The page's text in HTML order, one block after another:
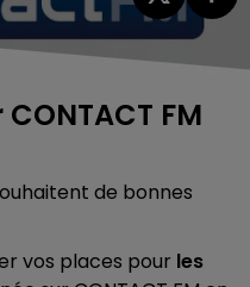
FM
de bonnes
vos places pour les